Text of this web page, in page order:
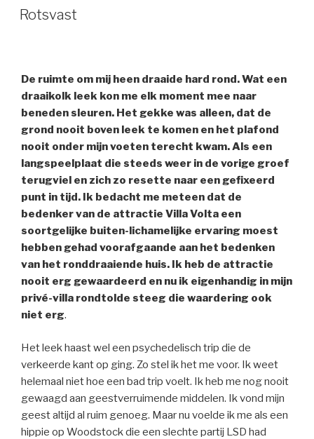
ON
Rotsvast
De ruimte om mij heen draaide hard rond. Wat een
draaikolk leek kon me elk moment mee naar
beneden sleuren. Het gekke was alleen, dat de
grond nooit boven leek te komen en het plafond
nooit onder mijn voeten terecht kwam. Als een
langspeelplaat die steeds weer in de vorige groef
terugviel en zich zo resette naar een gefixeerd
punt in tijd. Ik bedacht me meteen dat de
bedenker van de attractie Villa Volta een
soortgelijke buiten-lichamelijke ervaring moest
hebben gehad voorafgaande aan het bedenken
van het ronddraaiende huis. Ik heb de attractie
nooit erg gewaardeerd en nu ik eigenhandig in mijn
privé-villa rondtolde steeg die waardering ook
niet erg.
Het leek haast wel een psychedelisch trip die de
verkeerde kant op ging. Zo stel ik het me voor. Ik weet
helemaal niet hoe een bad trip voelt. Ik heb me nog nooit
gewaagd aan geestverruimende middelen. Ik vond mijn
geest altijd al ruim genoeg. Maar nu voelde ik me als een
hippie op Woodstock die een slechte partij LSD had